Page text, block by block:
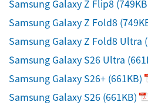
Samsung Galaxy Z Flip8
Samsung Galaxy Z Fold8
Samsung Galaxy Z Fold8 Ultra
Samsung Galaxy S26 Ultra
Samsung Galaxy S26+ (661KB)
Samsung Galaxy S26 (661KB)